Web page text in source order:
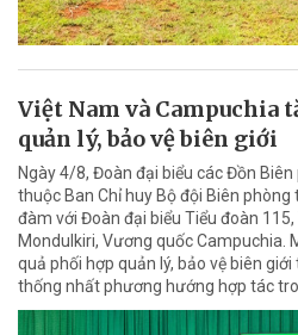
Việt Nam và Campuchia
quản lý, bảo vệ biên giới
Ngày 4/8, Đoàn đại biểu các Đồn
thuộc Ban Chỉ huy Bộ đội Biên
đàm với Đoàn đại biểu Tiểu đoàn
Mondulkiri, Vương quốc Campuchia.
quả phối hợp quản lý, bảo vệ biên
thống nhất phương hướng hợp tác